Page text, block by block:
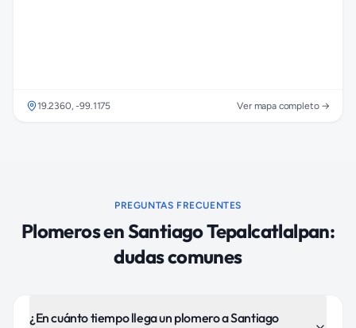
19.2360,-99.1175 Ver mapa completo →
PREGUNTAS FRECUENTES
PlomerosenSantiago Tepalcatlalpan:
dudas comunes
¿En cuánto tiempo llega un plomero a Santiago